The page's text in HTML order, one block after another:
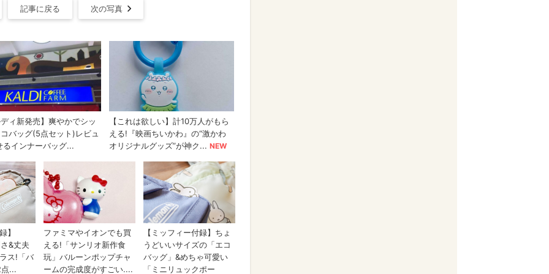
記事に戻る 次の写真